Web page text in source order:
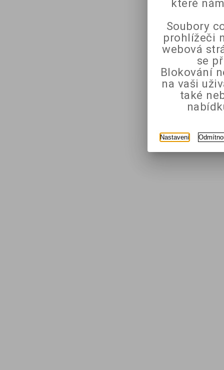
které
Soubory
prohlížeči
webová
se
Blokování
na vaši
také
Nastavení